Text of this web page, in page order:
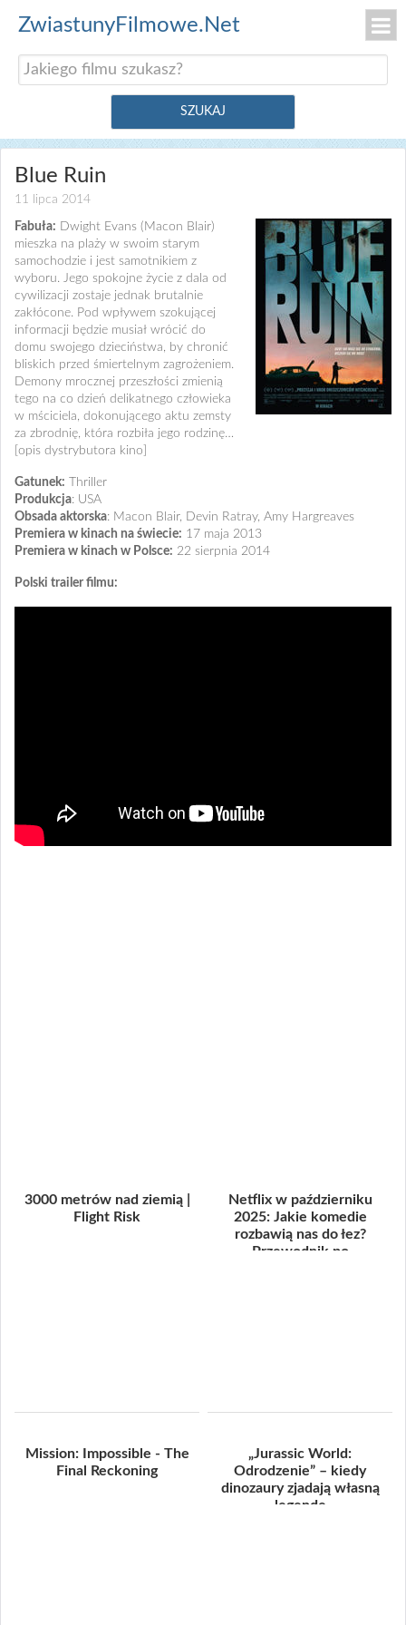
ZwiastunyFilmowe.Net
Blue Ruin
11 lipca 2014
Fabuła: Dwight Evans (Macon Blair)
mieszka na plaży w swoim starym
samochodzie i jest samotnikiem z
wyboru. Jego spokojne życie z dala od
cywilizacji zostaje jednak brutalnie
zakłócone. Pod wpływem szokującej
informacji będzie musiał wrócić do
domu swojego dzieciństwa, by chronić
bliskich przed śmiertelnym zagrożeniem.
Demony mrocznej przeszłości zmienią
tego na co dzień delikatnego człowieka
w mściciela, dokonującego aktu zemsty
za zbrodnię, która rozbiła jego rodzinę…
[opis dystrybutora kino]
Gatunek: Thriller
Produkcja: USA
Obsada aktorska: Macon Blair, Devin Ratray, Amy Hargreaves
Premiera w kinach na świecie: 17 maja 2013
Premiera w kinach w Polsce: 22 sierpnia 2014
Polski trailer filmu:
3000 metrów nad ziemią |
Flight Risk
Netflix w październiku
2025: Jakie komedie
rozbawią nas do łez?
Przewodnik po
Mission: Impossible - The
Final Reckoning
„Jurassic World:
Odrodzenie” – kiedy
dinozaury zjadają własną
legendę